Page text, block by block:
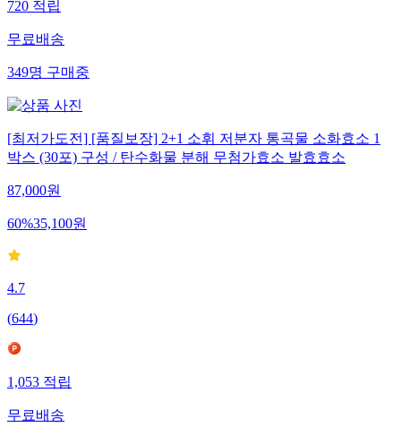
720적립
무료배송
349명구매중
[최저가도전] [품질보장] 2+1 소휘 저분자 통곡물 소화효소 1
박스 (30포) 구성 / 탄수화물 분해 무첨가효소 발효효소
87,000원
60%35,100원
4.7
(644)
1,053적립
무료배송